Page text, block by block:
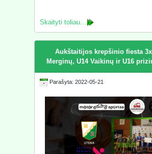
Skaityti toliau...
Aukštaitijos krepšinio fiesta
Merginų, U14 Vaikinų ir U16
Parašyta: 2022-05-21